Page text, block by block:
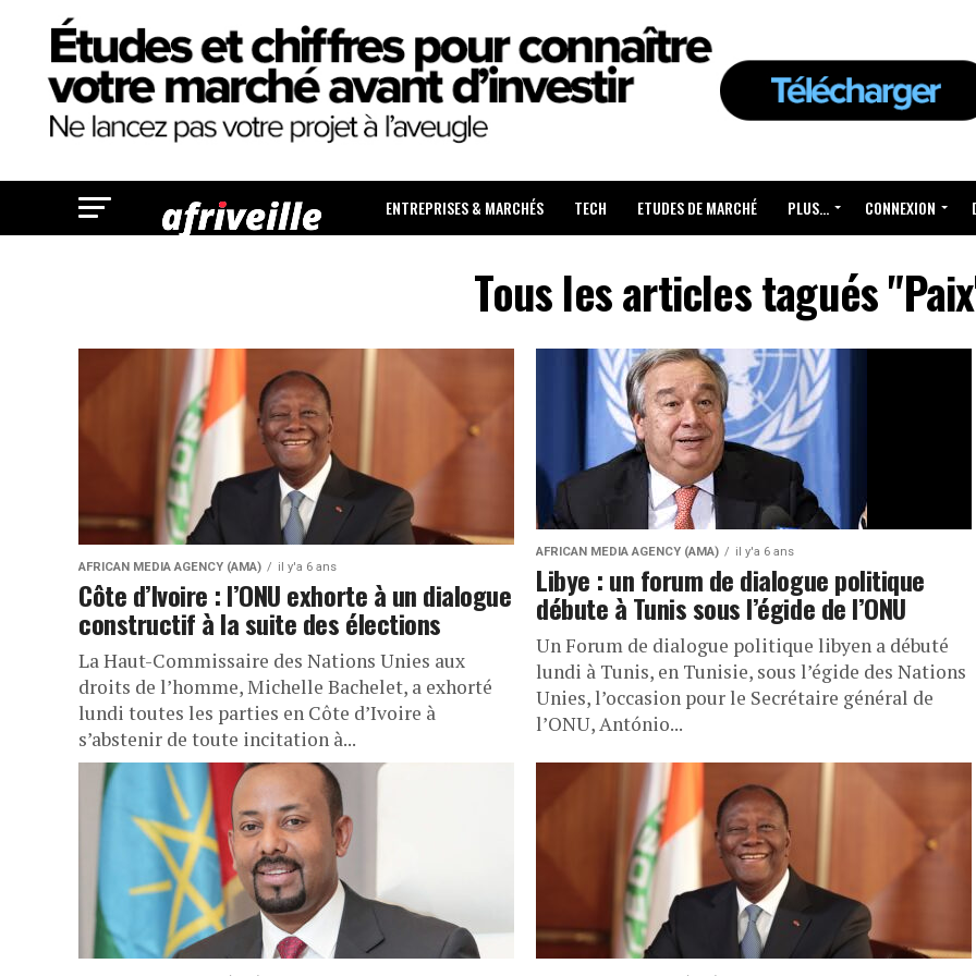
ENTREPRISES & MARCHÉS TECH ETUDES DE MARCHÉ PLUS… CONNEXION
Tous les articles tagués
AFRICAN MEDIA AGENCY (AMA) il y'a 6 ans
Côte d’Ivoire : l’ONU exhorte à un dialogue
constructif à la suite des élections
La Haut-Commissaire des Nations Unies aux
droits de l’homme, Michelle Bachelet, a exhorté
lundi toutes les parties en Côte d’Ivoire à
s’abstenir de toute incitation à...
AFRICAN MEDIA AGENCY (AMA) il y'a 6 ans
Libye : un forum de dialogue politique
débute à Tunis sous l’égide de l’ONU
Un Forum de dialogue politique libyen a débuté
lundi à Tunis, en Tunisie, sous l’égide des Nations
Unies, l’occasion pour le Secrétaire général de
l’ONU, António...